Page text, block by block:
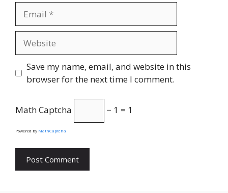
Save my name, email, and website in this
browser for the next time I comment.
Math Captcha − 1 = 1
Powered by MathCaptcha